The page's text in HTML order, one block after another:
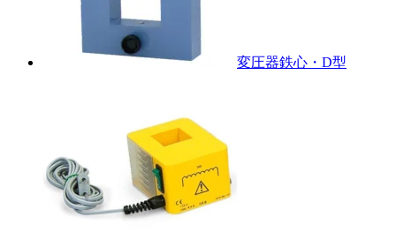
変圧器鉄心・D型